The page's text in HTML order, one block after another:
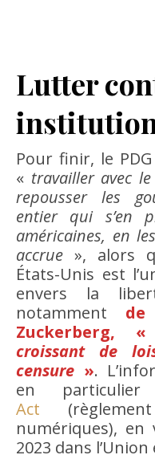
Lutter
Pour finir, le
« travailler avec
repousser les
entier qui s’en
américaines, en
accrue », alors
États-Unis est
envers la
notamment de
Zuckerberg, «
croissant de
censure ».
en
Act
numériques),
2023 dans